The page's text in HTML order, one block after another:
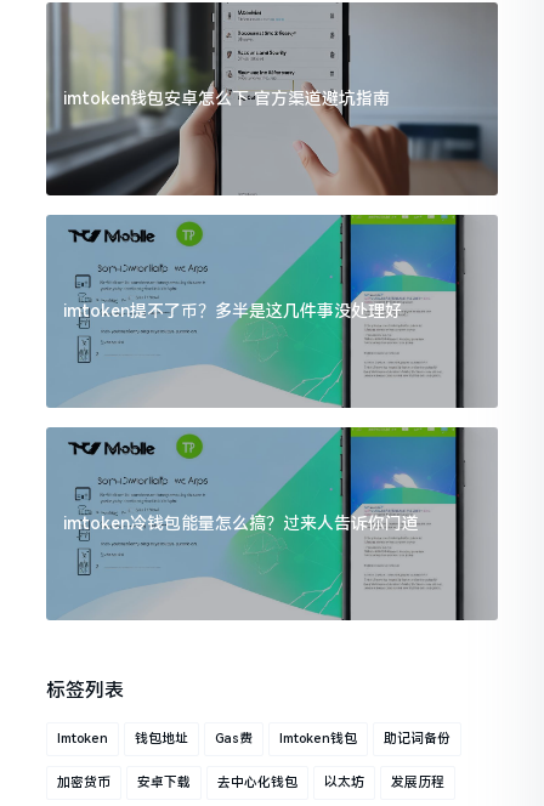
imtoken钱包安卓怎么下 官方渠道避坑指南
imtoken提不了币？多半是这几件事没处理好
imtoken冷钱包能量怎么搞？过来人告诉你门道
标签列表
Imtoken 钱包地址 Gas费 Imtoken钱包 助记词备份
加密货币 安卓下载 去中心化钱包 以太坊 发展历程